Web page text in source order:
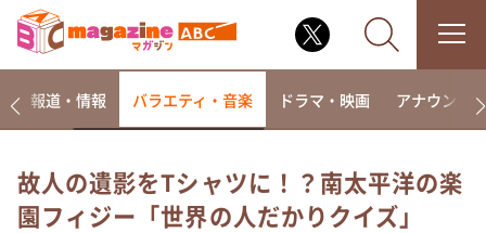
なるみ・岡村の過ぎるTV
報道・情報 バラエティ・音楽 ドラマ・映画 アナウンサー
故人の遺影をTシャツに！？南太平洋の楽
園フィジー「世界の人だかりクイズ」